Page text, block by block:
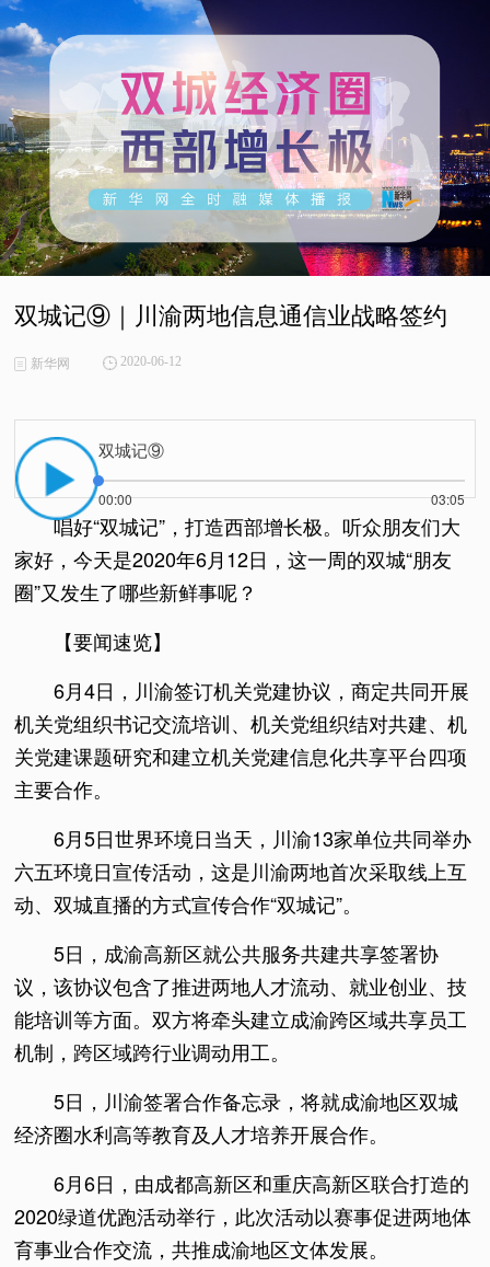
双城记⑨｜川渝两地信息通信业战略签约
新华网 2020-06-12
双城记⑨
00:00 03:05
唱好“双城记”，打造西部增长极。听众朋友们大
家好，今天是2020年6月12日，这一周的双城“朋友
圈”又发生了哪些新鲜事呢？
【要闻速览】
6月4日，川渝签订机关党建协议，商定共同开展
机关党组织书记交流培训、机关党组织结对共建、机
关党建课题研究和建立机关党建信息化共享平台四项
主要合作。
6月5日世界环境日当天，川渝13家单位共同举办
六五环境日宣传活动，这是川渝两地首次采取线上互
动、双城直播的方式宣传合作“双城记”。
5日，成渝高新区就公共服务共建共享签署协
议，该协议包含了推进两地人才流动、就业创业、技
能培训等方面。双方将牵头建立成渝跨区域共享员工
机制，跨区域跨行业调动用工。
5日，川渝签署合作备忘录，将就成渝地区双城
经济圈水利高等教育及人才培养开展合作。
6月6日，由成都高新区和重庆高新区联合打造的
2020绿道优跑活动举行，此次活动以赛事促进两地体
育事业合作交流，共推成渝地区文体发展。